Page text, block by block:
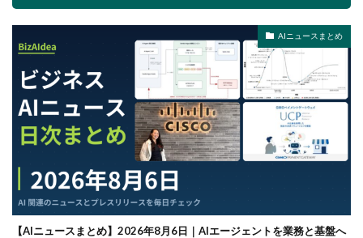
AIニュースまとめ
【AIニュースまとめ】2026年8月6日｜AIエージェントを業務と基盤へ